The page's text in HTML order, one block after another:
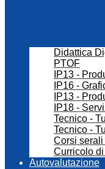
Didattica
PTOF
IP13 -
IP16 -
IP13 -
IP18 -
Tecnico -
Tecnico -
Corsi
Curricolo
Autovalutazione